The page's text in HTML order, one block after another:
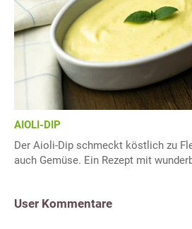
AIOLI-DIP
Der Aioli-Dip schmeckt köstlich zu
auch Gemüse. Ein Rezept mit
User Kommentare